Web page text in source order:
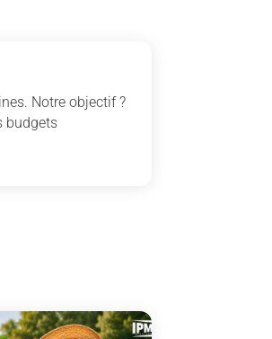
Notre objectif ?
budgets